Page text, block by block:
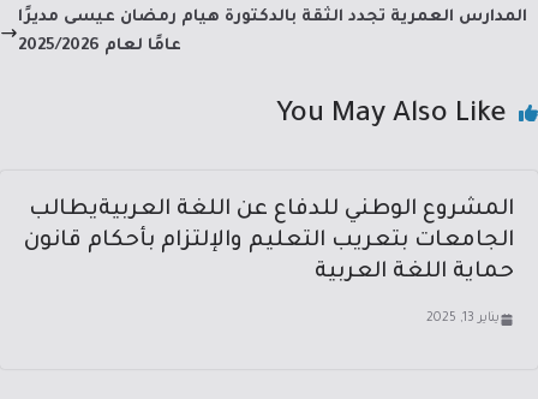
ok
p
المدارس العمرية تجدد الثقة بالدكتورة هيام رمضان عيسى مديرًا
عامًا لعام 2025/2026
You May Also Like
المشروع الوطني للدفاع عن اللغة العربيةيطالب
الجامعات بتعريب التعليم والإلتزام بأحكام قانون
حماية اللغة العربية
يناير 13, 2025